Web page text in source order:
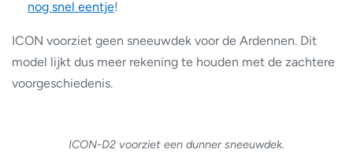
nog snel eentje!
ICON voorziet geen sneeuwdek voor de Ardennen. Dit
model lijkt dus meer rekening te houden met de zachtere
voorgeschiedenis.
ICON-D2 voorziet een dunner sneeuwdek.